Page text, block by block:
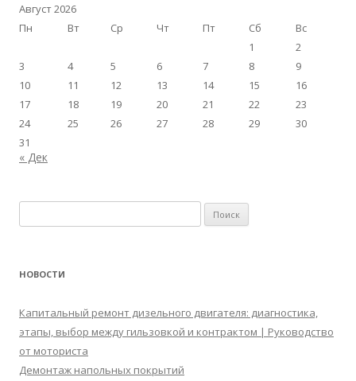
Август 2026
Пн
Вт Ср Чт Пт Сб
Вс
1
2
3
4 5 6 7 8
9
10
11 12 13 14 15
16
17
18 19 20 21 22
23
24
25 26 27 28 29
30
31
« Дек
НОВОСТИ
Капитальный ремонт дизельного двигателя: диагностика,
этапы, выбор между гильзовкой и контрактом | Руководство
от моториста
Демонтаж напольных покрытий